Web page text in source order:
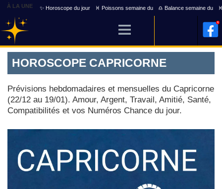
À LA UNE ✨ Horoscope du jour ♓ Poissons semaine du ♎ Balance semaine du
HOROSCOPE CAPRICORNE
Prévisions hebdomadaires et mensuelles du Capricorne
(22/12 au 19/01). Amour, Argent, Travail, Amitié, Santé,
Compatibilités et vos Numéros Chance du jour.